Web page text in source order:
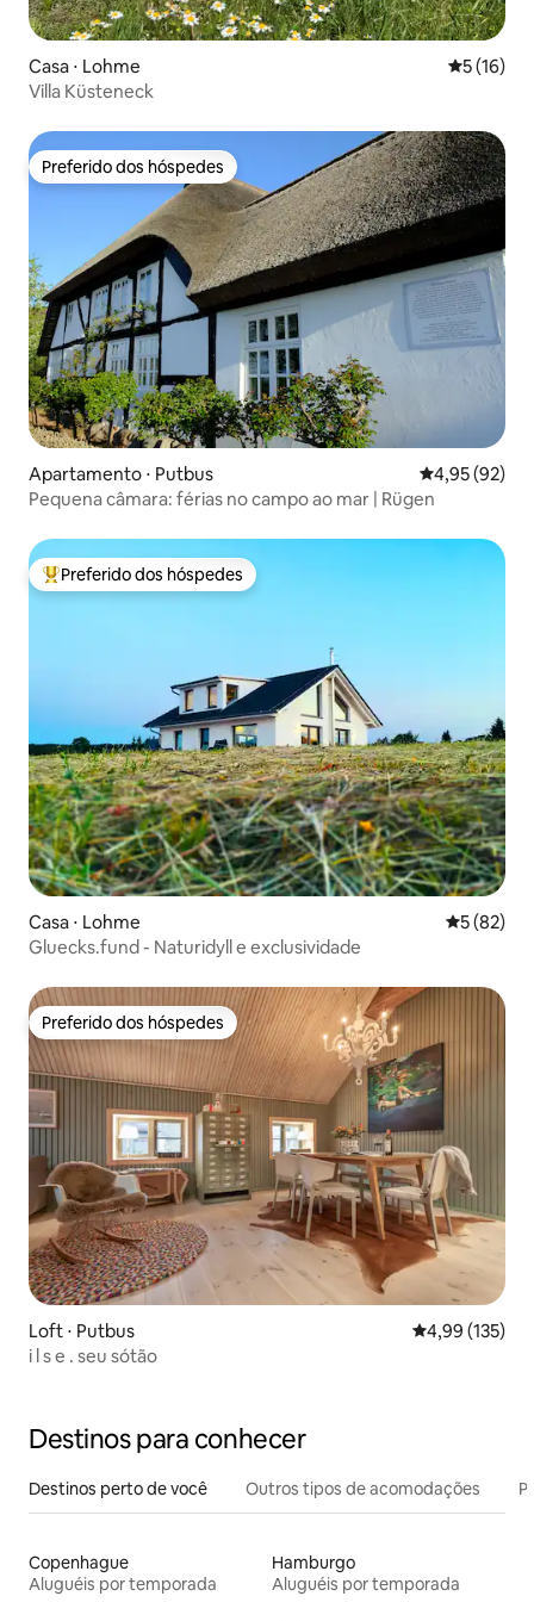
Casa ⋅ Lohme 5 de uma
5 (16)
Villa Küsteneck
Preferido dos hóspedes
Preferido dos hóspedes
Apartamento ⋅ Putbus 4,95 de uma
4,95 (92)
Pequena câmara: férias no campo ao mar | Rügen
Entre os melhores preferidos dos hóspedes
Preferido dos hóspedes
Casa ⋅ Lohme 5 de uma
5 (82)
Gluecks.fund - Naturidyll e exclusividade
Preferido dos hóspedes
Preferido dos hóspedes
Loft ⋅ Putbus 4,99 de uma
4,99 (135)
i l s e . seu sótão
Destinos para conhecer
Destinos perto de você Outros tipos de acomodações
Copenhague
Aluguéis por temporada
Hamburgo
Aluguéis por temporada